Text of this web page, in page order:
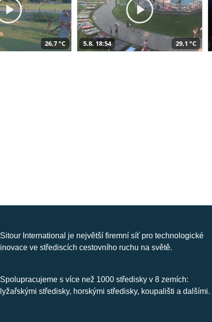
26,7 °C 5.8. 18:54 29,1 °C
Sitour International je největší firemní síť pro technologické
inovace ve střediscích cestovního ruchu na světě.
Spolupracujeme s více než 1000 středisky v 8 zemích:
lyžařskými středisky, horskými středisky, koupališti a dalšími.